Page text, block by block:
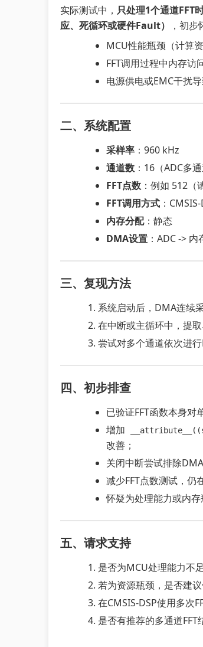
实际测试中， 只处理1个通道FFT
应、死循环或硬件Fault）
，初
MCU性能瓶颈（计算
FFT调用过程中内存访
电源供电或EMC干扰
二、系统配置
采样率：960 kHz
通道数：16（ADC多通
FFT点数：例如 512（
FFT调用方式：
内存分配：静态
DMA设置：ADC -> 内
三、复现方法
系统启动后，DMA连续
在中断或主循环中，提取
尝试对多个通道依次进行
四、初步排查
已验证FFT函数本身对
增加
改善；
关闭中断尝试排除
减少FFT点数测试，仍
怀疑为处理能力或内存
五、请求支持
是否为MCU处理能力不
若为资源瓶颈，是否建
在CMSIS-DSP使用多次
是否有推荐的多通道